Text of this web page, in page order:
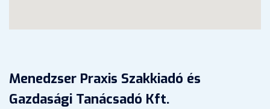
Menedzser Praxis Szakkiadó és
Gazdasági Tanácsadó Kft.